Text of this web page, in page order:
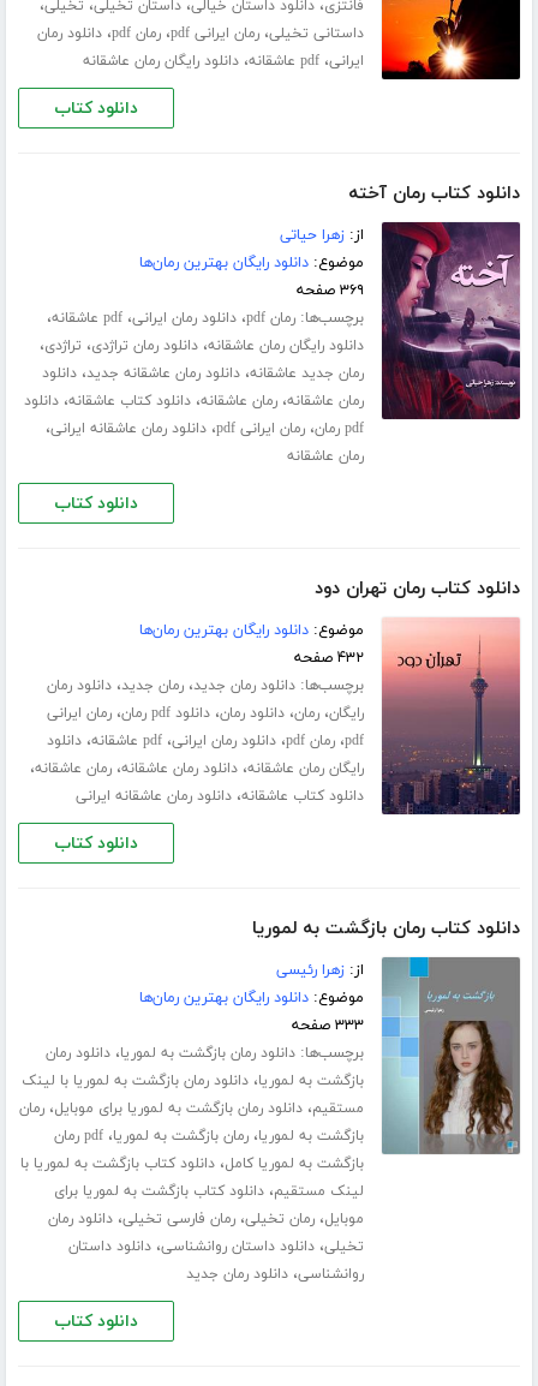
فانتزی،دانلود داستان خیالی،داستان تخیلی، تخیلی،
داستانی تخیلی،رمان ایرانی pdf ،رمان pdf ،دانلود رمان
ایرانی،pdf عاشقانه ،دانلود رایگان رمان عاشقانه
دانلود کتاب
دانلود کتاب رمان آخته
از:زهرا حیاتی
موضوع:دانلود رایگان بهترین رمان‌ها
۳۶۹ صفحه
برچسب‌ها:رمان pdf ،دانلود رمان ایرانی،pdf عاشقانه ،
دانلود رایگان رمان عاشقانه،دانلود رمان تراژدی، تراژدی،
رمان جدید عاشقانه،دانلود رمان عاشقانه جدید،دانلود
رمان عاشقانه،رمان عاشقانه،دانلود کتاب عاشقانه،دانلود
pdf رمان
،رمان ایرانی pdf ،دانلود رمان عاشقانه ایرانی،
رمان عاشقانه
دانلود کتاب
دانلود کتاب رمان تهران دود
موضوع:دانلود رایگان بهترین رمان‌ها
۴۳۲ صفحه
برچسب‌ها:دانلود رمان جدید،رمان جدید،دانلود رمان
رایگان،رمان،دانلود رمان،دانلود pdf رمان ،رمان ایرانی
pdf،رمان pdf ،دانلود رمان ایرانی،pdf عاشقانه ،دانلود
رایگان رمان عاشقانه،دانلود رمان عاشقانه،رمان عاشقانه،
دانلود کتاب عاشقانه،دانلود رمان عاشقانه ایرانی
دانلود کتاب
دانلود کتاب رمان بازگشت به لموریا
از:زهرا رئیسی
موضوع:دانلود رایگان بهترین رمان‌ها
۳۳۳ صفحه
برچسب‌ها:دانلود رمان بازگشت به لموریا،دانلود رمان
بازگشت به لموریا،دانلود رمان بازگشت به لموریا با لینک
مستقیم،دانلود رمان بازگشت به لموریا برای موبایل،رمان
بازگشت به لموریا،رمان بازگشت به لموریا،
pdf رمان
بازگشت به لموریا کامل،دانلود کتاب بازگشت به لموریا با
لینک مستقیم،دانلود کتاب بازگشت به لموریا برای
موبایل،رمان تخیلی،رمان فارسی تخیلی،دانلود رمان
تخیلی،دانلود داستان روانشناسی،دانلود داستان
روانشناسی،دانلود رمان جدید
دانلود کتاب